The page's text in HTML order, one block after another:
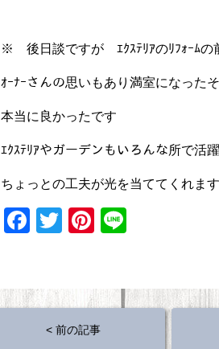
※ 後日談ですが ｴｸｽﾃﾘｱのﾘﾌｫｰﾑの
ｵｰﾅｰさんの思いもあり満室になった
本当に良かったです
ｴｸｽﾃﾘｱやガーデンもいろんな所で活
ちょっとの工夫が光を当ててくれます
F
e
T
er
Pi
e
st
< 前の記事